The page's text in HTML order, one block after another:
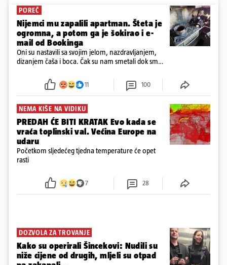
POREČ
Nijemci mu zapalili apartman. Šteta je
ogromna, a potom ga je šokirao i e-
mail od Bookinga
Oni su nastavili sa svojim jelom, nazdravljanjem,
dizanjem čaša i boca. Čak su nam smetali dok smo
požar, rekao je vlasnik
11 100
NEMA KIŠE NA VIDIKU
PREDAH ĆE BITI KRATAK Evo kada se
vraća toplinski val. Većina Europe na
udaru
Početkom sljedećeg tjedna temperature će opet
rasti
7 28
DOZVOLA ZA TROVANJE
Kako su operirali Šincekovi: Nudili su
niže cijene od drugih, mljeli su otpad